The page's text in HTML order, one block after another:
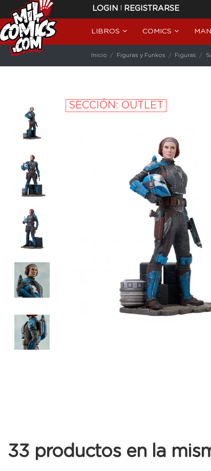
LOGIN | REGISTRARSE
LIBROS COMICS
Inicio Figuras y Funkos Figuras
SECCIÓN: OUTLET
33 productos en la